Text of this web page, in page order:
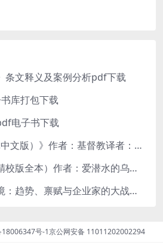
条文释义及案例分析pdf下载
库打包下载
电子书下载
《圣经.txt（简体中文版）》作者：基督教译者：中国基督教协会
《诡秘之主》（精校版全本）作者：爱潜水的乌贼txt
《突破现实的困境：趋势、禀赋与企业家的大战略》pdf图书下载
18006347号-1京公网安备 11011202002294